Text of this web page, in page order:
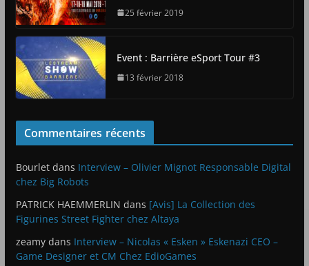
25 février 2019
Event : Barrière eSport Tour #3
13 février 2018
Commentaires récents
Bourletdans Interview – Olivier Mignot Responsable Digital
chez Big Robots
PATRICK HAEMMERLIN dans [Avis] La Collection des
Figurines Street Fighter chez Altaya
zeamydans Interview – Nicolas « Esken » Eskenazi CEO –
Game Designer et CM Chez EdioGames